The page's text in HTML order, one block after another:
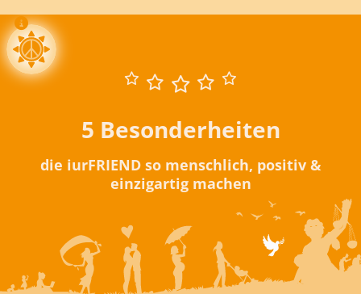
5 Besonderheiten
die iurFRIEND so menschlich, positiv &
einzigartig machen